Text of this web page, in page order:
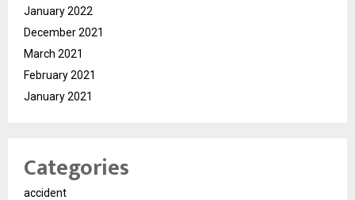
January 2022
December 2021
March 2021
February 2021
January 2021
Categories
accident